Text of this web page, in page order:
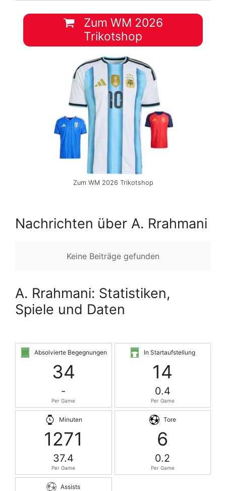
Zum WM 2026
Trikotshop
Zum WM 2026 Trikotshop
Nachrichten über A. Rrahmani
Keine Beiträge gefunden
A. Rrahmani: Statistiken,
Spiele und Daten
Absolvierte Begegnungen
34
-
Per Game
In Startaufstellung
14
0.4
Per Game
Minuten
1271
37.4
Per Game
Tore
6
0.2
Per Game
Assists